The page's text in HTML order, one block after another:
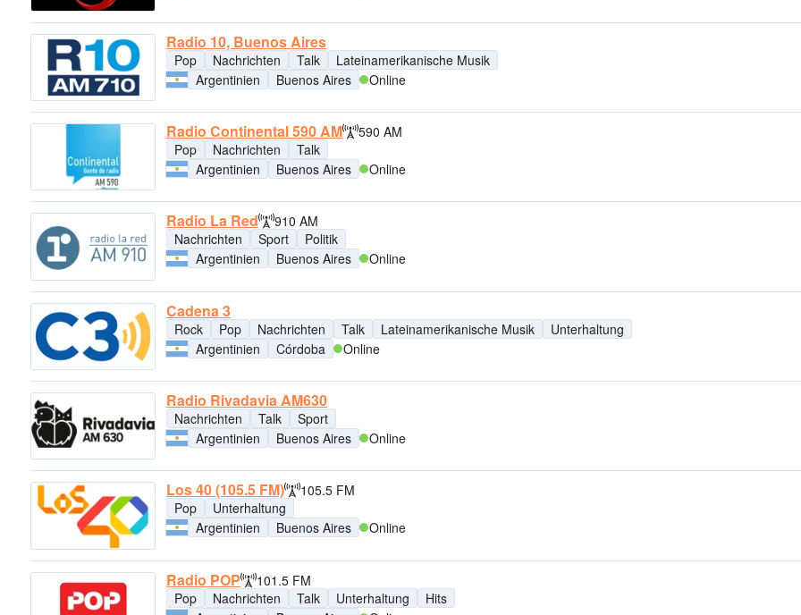
Radio 10, Buenos Aires
Pop Nachrichten Talk
Lateinamerikanische Musik
Argentinien
Buenos Aires Online
Radio Continental 590 AM
590 AM
Pop
Nachrichten
Talk
Argentinien
Buenos Aires Online
Radio La Red
910 AM
Nachrichten
Sport
Politik
Argentinien
Buenos Aires Online
Cadena 3
Rock Pop Nachrichten Talk Lateinamerikanische Musik
Unterhaltung
Argentinien
Córdoba Online
Radio Rivadavia AM630
Nachrichten Talk
Sport
Argentinien
Buenos Aires Online
Los 40 (105.5 FM)
105.5 FM
Pop
Unterhaltung
Argentinien
Buenos Aires Online
Radio POP
101.5 FM
Pop
Nachrichten Talk Unterhaltung
Hits